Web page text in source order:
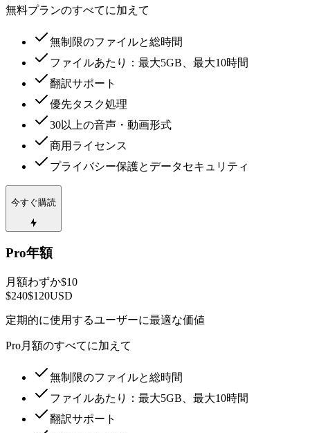
無料プランのすべてに加えて
無制限のファイルと総時間
ファイルあたり：最大5GB、最大10時間
翻訳サポート
優先タスク処理
30以上の音声・動画形式
商用ライセンス
プライバシー保護とデータセキュリティ
今すぐ購読
Pro年額
月額わずか$10
$240$120USD
定期的に使用するユーザーに最適な価値
Pro月額のすべてに加えて
無制限のファイルと総時間
ファイルあたり：最大5GB、最大10時間
翻訳サポート